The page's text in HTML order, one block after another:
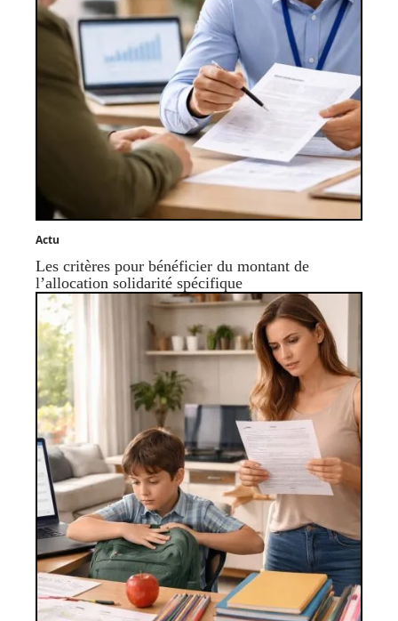
Actu
Les critères pour bénéficier du montant de
l’allocation solidarité spécifique